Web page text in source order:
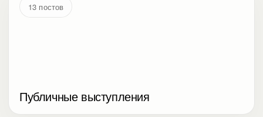
13 постов
Публичные выступления